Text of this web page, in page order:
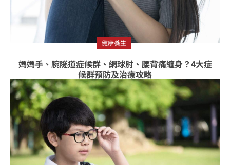
健康養生
媽媽手、腕隧道症候群、網球肘、腰背痛纏身？4大症
候群預防及治療攻略